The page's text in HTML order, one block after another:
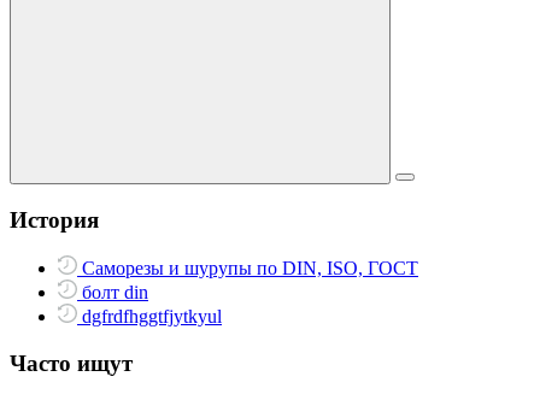
История
Саморезы и шурупы по DIN, ISO, ГОСТ
болт din
dgfrdfhggtfjytkyul
Часто ищут